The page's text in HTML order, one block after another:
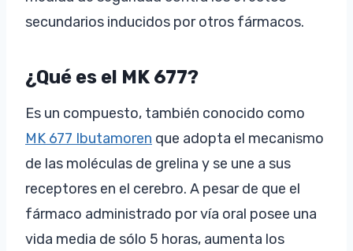
secundarios inducidos por otros fármacos.
¿Qué es el MK 677?
Es un compuesto, también conocido como
MK 677 Ibutamoren que adopta el mecanismo
de las moléculas de grelina y se une a sus
receptores en el cerebro. A pesar de que el
fármaco administrado por vía oral posee una
vida media de sólo 5 horas, aumenta los